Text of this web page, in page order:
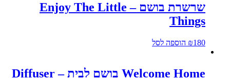
שרשרת בושם – Enjoy The Little
Things
₪180 הוספה לסל
Welcome Home בושם לבית – Diffuser